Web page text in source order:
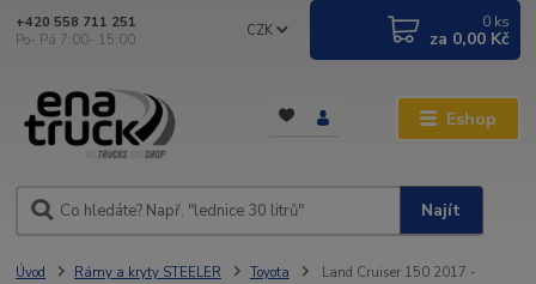
Eshop
CZK
Najít
+420 558 711 251
Po- Pá 7:00- 15:00
0 ks
za 0,00 Kč
Úvod Rámy a kryty STEELER Toyota Land Cruiser 150 2017 -